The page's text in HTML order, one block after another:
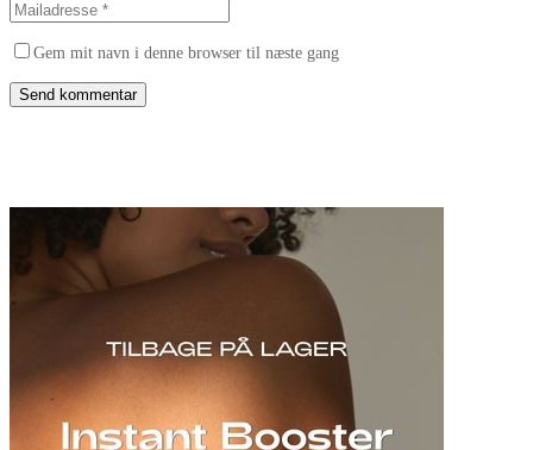
Gem mit navn i denne browser til næste gang